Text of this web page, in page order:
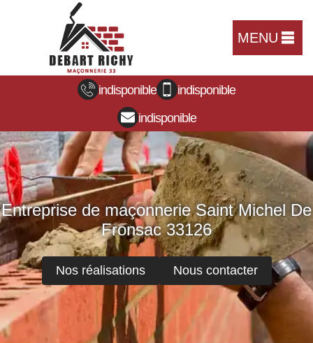
MENU
indisponible
indisponible
indisponible
Entreprise de maçonnerie Saint Michel De
Fronsac 33126
Nos réalisations Nous contacter